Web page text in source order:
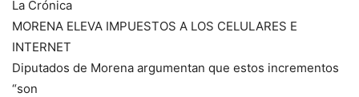
La Crónica
MORENA ELEVA IMPUESTOS A LOS CELULARES E
INTERNET
Diputados de Morena argumentan que estos incrementos
“son